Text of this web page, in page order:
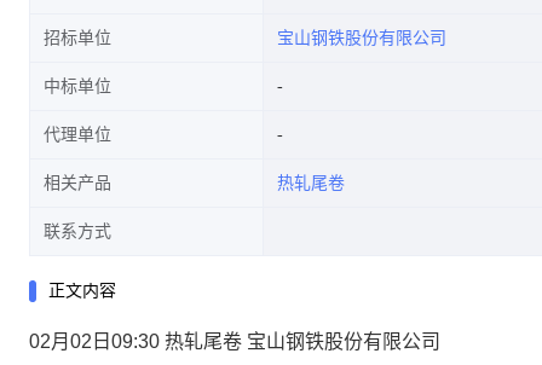
招标单位 宝山钢铁股份有限公司
中标单位
代理单位
相关产品 热轧尾卷
联系方式
正文内容
02月02日09:30 热轧尾卷 宝山钢铁股份有限公司